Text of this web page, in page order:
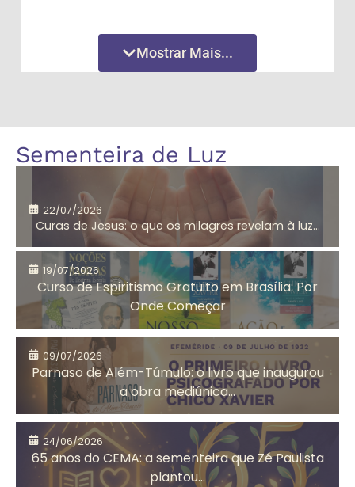
Amor
segundo
Aniversário do
CEMA
Antigo
Testamento
Arrependimento
Artesanato
Solidário
Assistência
Social
Auta de Souza
Mostrar Mais...
Sementeira de Luz
22/07/2026
Curas de Jesus: o que os milagres revelam à luz...
19/07/2026
Curso de Espiritismo Gratuito em Brasília: Por
Onde Começar
09/07/2026
Parnaso de Além-Túmulo: o livro que inaugurou
a obra mediúnica...
24/06/2026
65 anos do CEMA: a sementeira que Zé Paulista
plantou...